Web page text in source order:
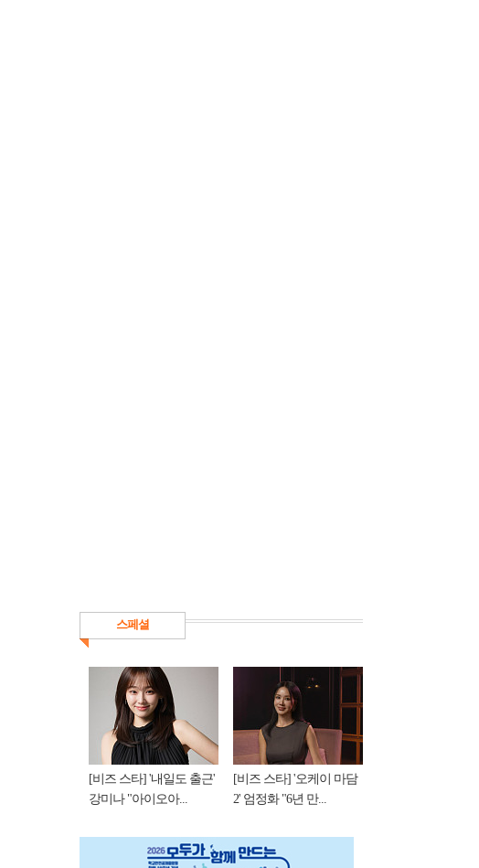
스페셜
[비즈 스타] '내일도 출근'
강미나 "아이오아...
[비즈 스타] '오케이 마담
2' 엄정화 "6년 만...